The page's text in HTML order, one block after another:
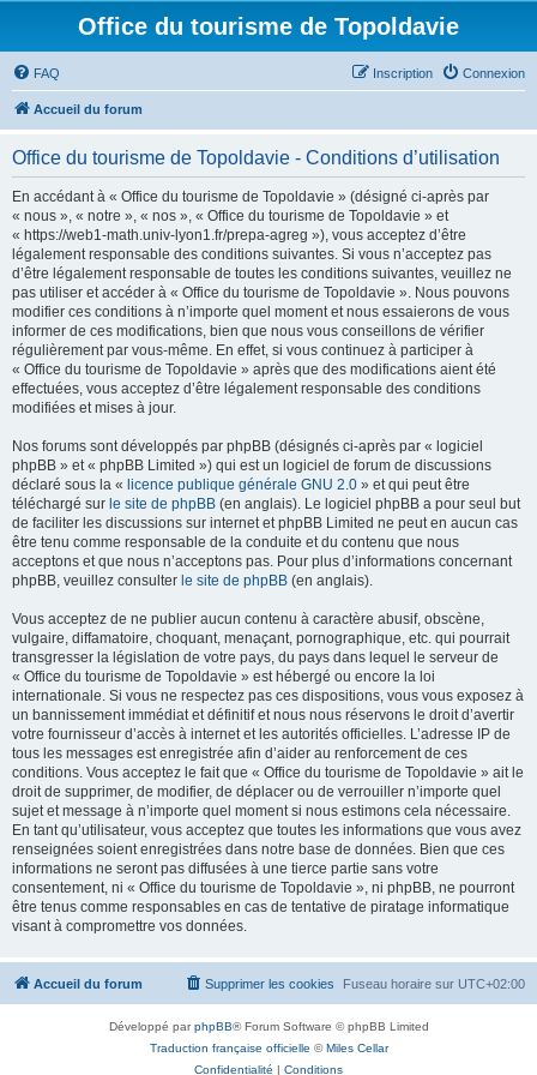
Office du tourisme de Topoldavie
FAQ Connexion
Inscription
Accueil du forum
Office du tourisme de Topoldavie - Conditions d’utilisation
En accédant à « Office du tourisme de Topoldavie » (désigné ci-après par
« nous », « notre », « nos », « Office du tourisme de Topoldavie » et
« https://web1-math.univ-lyon1.fr/prepa-agreg »), vous acceptez d’être
légalement responsable des conditions suivantes. Si vous n’acceptez pas
d’être légalement responsable de toutes les conditions suivantes, veuillez ne
pas utiliser et accéder à « Office du tourisme de Topoldavie ». Nous pouvons
modifier ces conditions à n’importe quel moment et nous essaierons de vous
informer de ces modifications, bien que nous vous conseillons de vérifier
régulièrement par vous-même. En effet, si vous continuez à participer à
« Office du tourisme de Topoldavie » après que des modifications aient été
effectuées, vous acceptez d’être légalement responsable des conditions
modifiées et mises à jour.
Nos forums sont développés par phpBB (désignés ci-après par « logiciel
phpBB » et « phpBB Limited ») qui est un logiciel de forum de discussions
déclaré sous la « licence publique générale GNU 2.0 » et qui peut être
téléchargé sur le site de phpBB (en anglais). Le logiciel phpBB a pour seul but
de faciliter les discussions sur internet et phpBB Limited ne peut en aucun cas
être tenu comme responsable de la conduite et du contenu que nous
acceptons et que nous n’acceptons pas. Pour plus d’informations concernant
phpBB, veuillez consulter le site de phpBB (en anglais).
Vous acceptez de ne publier aucun contenu à caractère abusif, obscène,
vulgaire, diffamatoire, choquant, menaçant, pornographique, etc. qui pourrait
transgresser la législation de votre pays, du pays dans lequel le serveur de
« Office du tourisme de Topoldavie » est hébergé ou encore la loi
internationale. Si vous ne respectez pas ces dispositions, vous vous exposez à
un bannissement immédiat et définitif et nous nous réservons le droit d’avertir
votre fournisseur d’accès à internet et les autorités officielles. L’adresse IP de
tous les messages est enregistrée afin d’aider au renforcement de ces
conditions. Vous acceptez le fait que « Office du tourisme de Topoldavie » ait le
droit de supprimer, de modifier, de déplacer ou de verrouiller n’importe quel
sujet et message à n’importe quel moment si nous estimons cela nécessaire.
En tant qu’utilisateur, vous acceptez que toutes les informations que vous avez
renseignées soient enregistrées dans notre base de données. Bien que ces
informations ne seront pas diffusées à une tierce partie sans votre
consentement, ni « Office du tourisme de Topoldavie », ni phpBB, ne pourront
être tenus comme responsables en cas de tentative de piratage informatique
visant à compromettre vos données.
Accueil du forum Fuseau horaire sur UTC+02:00
Supprimer les cookies
Développé parphpBB® Forum Software © phpBB Limited
Traduction française officielle ©Miles Cellar
Confidentialité | Conditions